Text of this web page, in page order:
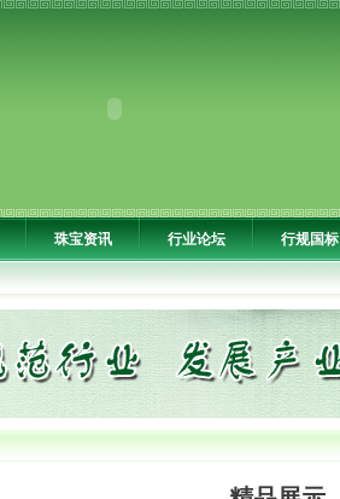
珠宝资讯 行业论坛 行规国标